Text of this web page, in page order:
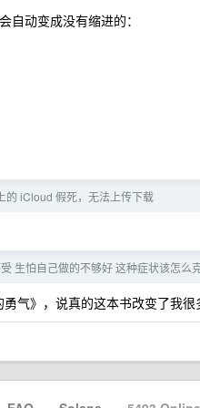
动变成没有缩进的：
的 iCloud 假死，无法上传下载
生怕自己做的不够好 这种症状该怎么
气》，说真的这本书改变了我很